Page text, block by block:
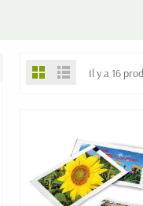
Il y a 16